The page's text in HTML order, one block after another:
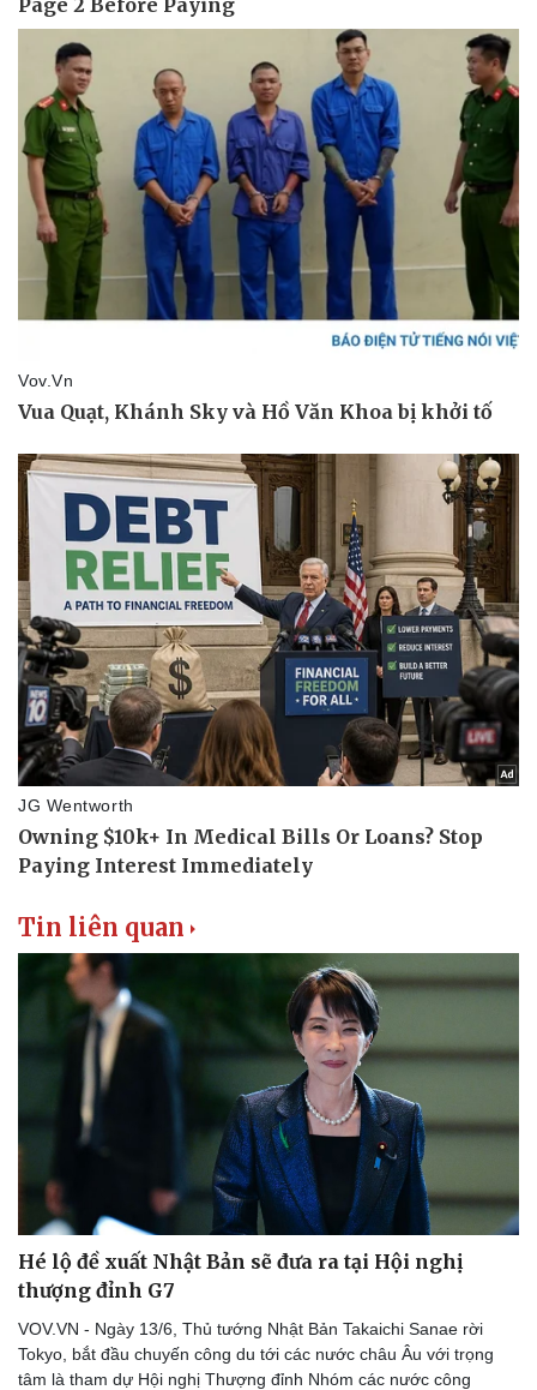
Thể thao
Bóng đá
Lịch thi đấu bóng đá
Thế giới thể thao
eSports
Hậu trường
Ô tô - Xe máy
Ô tô
Xe máy
Tư vấn
Tin liên quan
Hé lộ đề xuất Nhật Bản sẽ đưa ra tại Hội nghị
thượng đỉnh G7
VOV.VN - Ngày 13/6, Thủ tướng Nhật Bản Takaichi Sanae rời
Tokyo, bắt đầu chuyến công du tới các nước châu Âu với trọng
tâm là tham dự Hội nghị Thượng đỉnh Nhóm các nước công